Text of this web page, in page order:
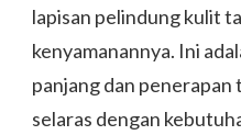
lapisan pelindung kulit
kenyamanannya. Ini
panjang dan
selaras dengan